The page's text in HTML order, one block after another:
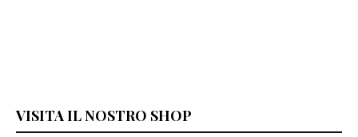
VISITA IL NOSTRO SHOP